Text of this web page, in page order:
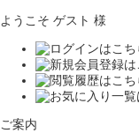
ようこそ ゲスト 様
ご案内